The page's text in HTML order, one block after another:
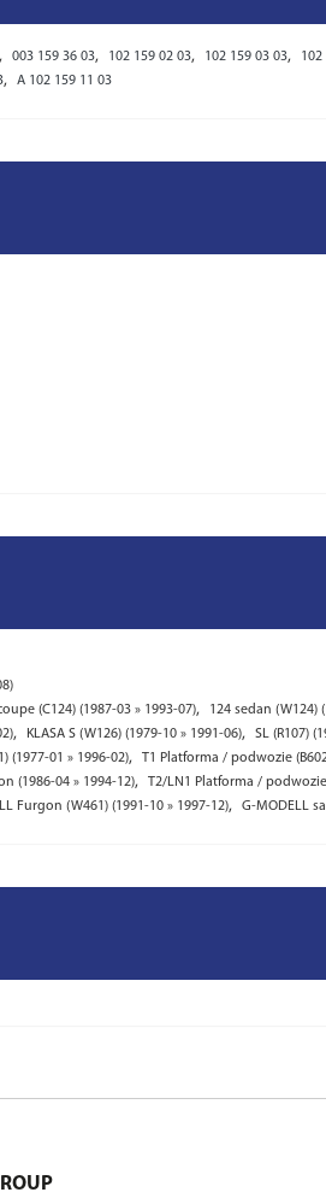
, 003 159 36 03, 102 159 02 03, 102 159 03 03, 102
, A 102 159 11 03
(C124) (1987-03 » 1993-07), 124 sedan (W124)
, KLASA S (W126) (1979-10 » 1991-06), SL (R107)
(1977-01 » 1996-02), T1 Platforma / podwozie
(1986-04 » 1994-12), T2/LN1 Platforma /
Furgon (W461) (1991-10 » 1997-12), G-MODELL